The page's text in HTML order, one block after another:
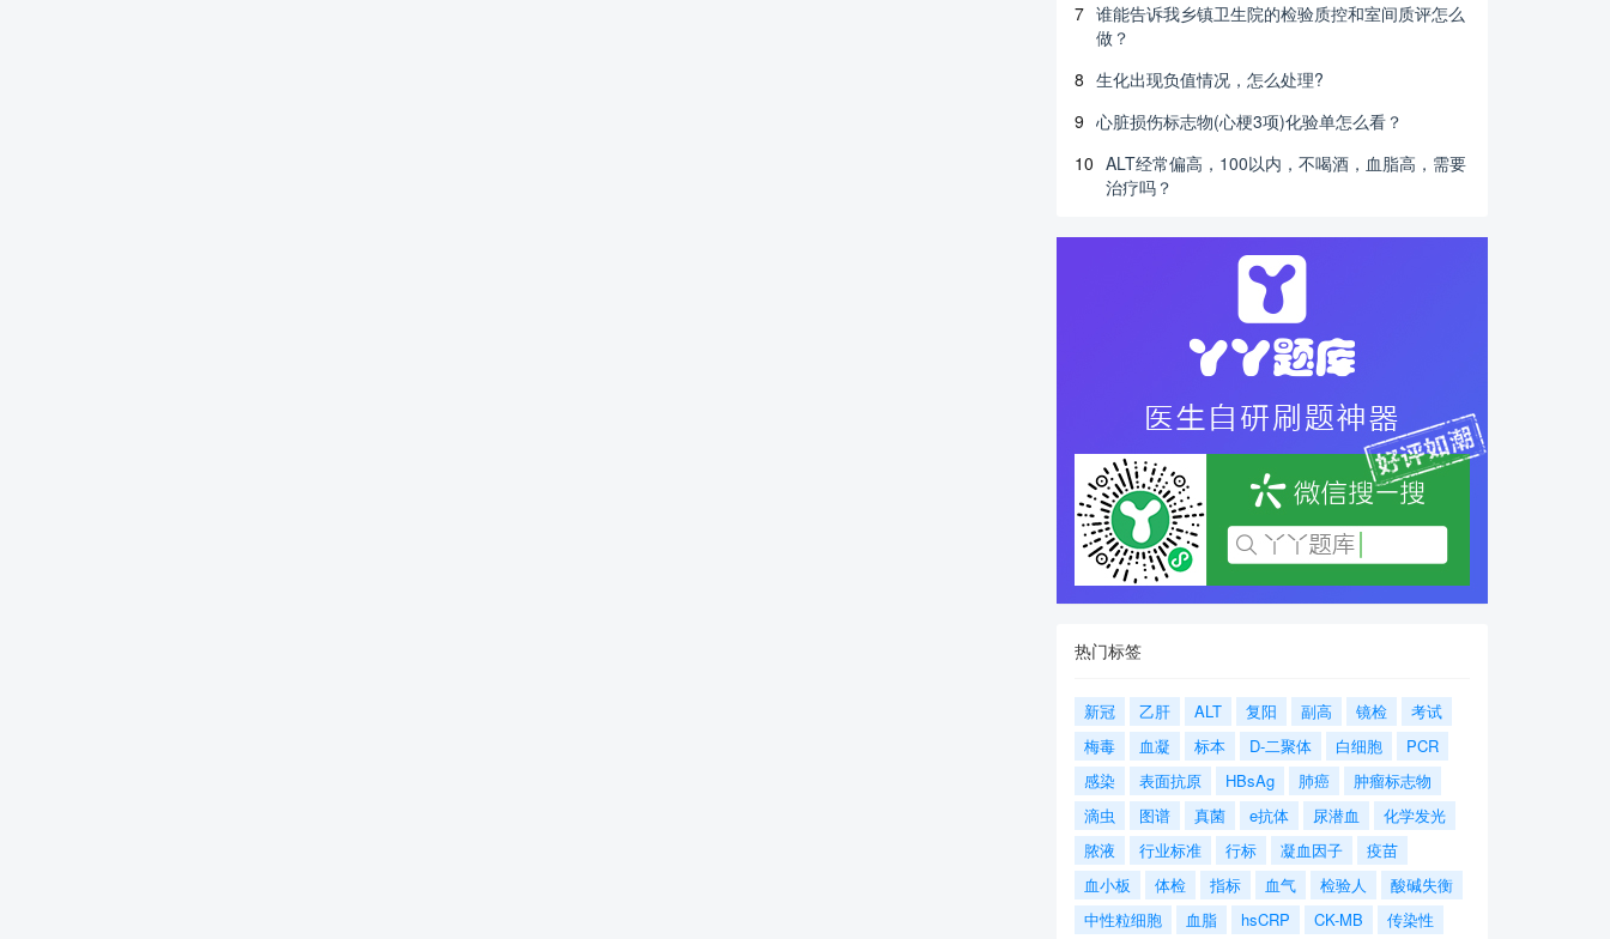
7 谁能告诉我乡镇卫生院的检验质控和室间质评怎么
做？
8 生化出现负值情况，怎么处理?
9 心脏损伤标志物(心梗3项)化验单怎么看？
10 ALT经常偏高，100以内，不喝酒，血脂高，需要
治疗吗？
热门标签
新冠 乙肝 ALT 复阳 副高 镜检
考试
梅毒
血凝 标本 D-二聚体 白细胞
PCR
感染
表面抗原 HBsAg 肺癌
肿瘤标志物
滴虫
图谱 真菌 e抗体 尿潜血
化学发光
脓液
行业标准 行标 凝血因子
疫苗
血小板
体检 指标 血气 检验人
酸碱失衡
中性粒细胞
血脂 hsCRP CK-MB
传染性